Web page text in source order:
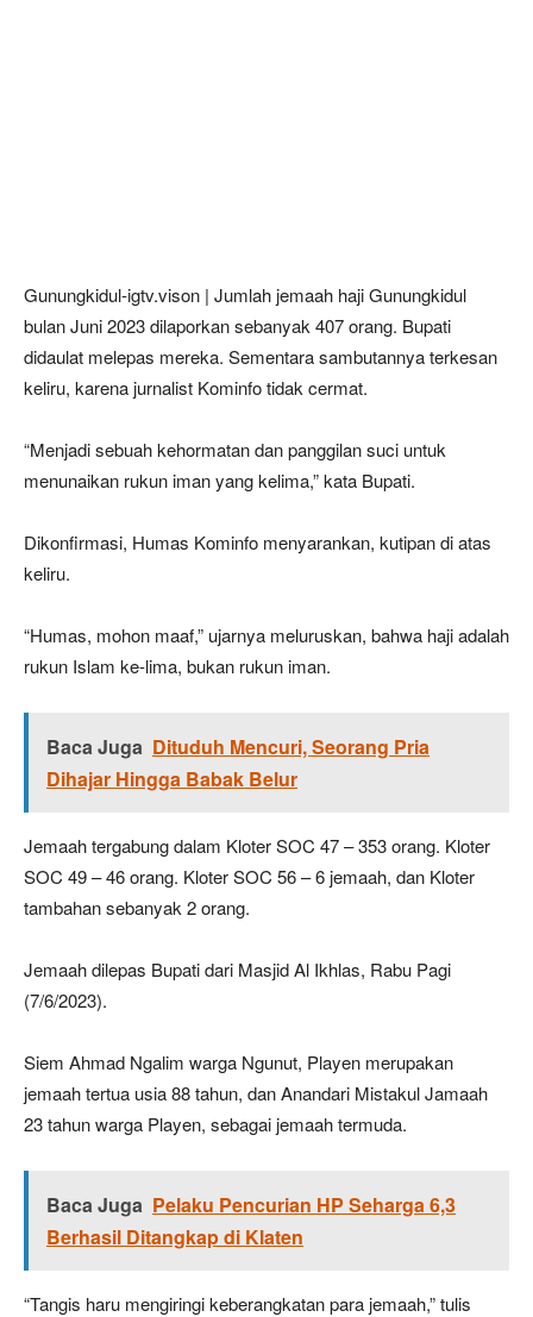
Gunungkidul-igtv.vison | Jumlah jemaah haji Gunungkidul
bulan Juni 2023 dilaporkan sebanyak 407 orang. Bupati
didaulat melepas mereka. Sementara sambutannya terkesan
keliru, karena jurnalist Kominfo tidak cermat.
“Menjadi sebuah kehormatan dan panggilan suci untuk
menunaikan rukun iman yang kelima,” kata Bupati.
Dikonfirmasi, Humas Kominfo menyarankan, kutipan di atas
keliru.
“Humas, mohon maaf,” ujarnya meluruskan, bahwa haji adalah
rukun Islam ke-lima, bukan rukun iman.
Baca Juga Dituduh Mencuri, Seorang Pria
Dihajar Hingga Babak Belur
Jemaah tergabung dalam Kloter SOC 47 – 353 orang. Kloter
SOC 49 – 46 orang. Kloter SOC 56 – 6 jemaah, dan Kloter
tambahan sebanyak 2 orang.
Jemaah dilepas Bupati dari Masjid Al Ikhlas, Rabu Pagi
(7/6/2023).
Siem Ahmad Ngalim warga Ngunut, Playen merupakan
jemaah tertua usia 88 tahun, dan Anandari Mistakul Jamaah
23 tahun warga Playen, sebagai jemaah termuda.
Baca Juga Pelaku Pencurian HP Seharga 6,3
Berhasil Ditangkap di Klaten
“Tangis haru mengiringi keberangkatan para jemaah,” tulis